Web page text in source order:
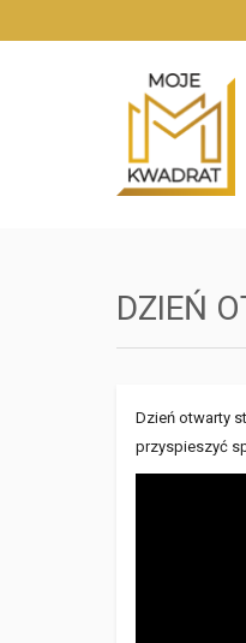
DZIEŃ
Dzień otwarty
przyspieszyć